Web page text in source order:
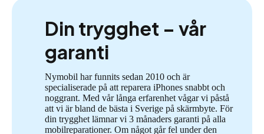
Din trygghet – vår
garanti
Nymobil har funnits sedan 2010 och är
specialiserade på att reparera iPhones snabbt och
noggrant. Med vår långa erfarenhet vågar vi påstå
att vi är bland de bästa i Sverige på skärmbyte. För
din trygghet lämnar vi 3 månaders garanti på alla
mobilreparationer. Om något går fel under den